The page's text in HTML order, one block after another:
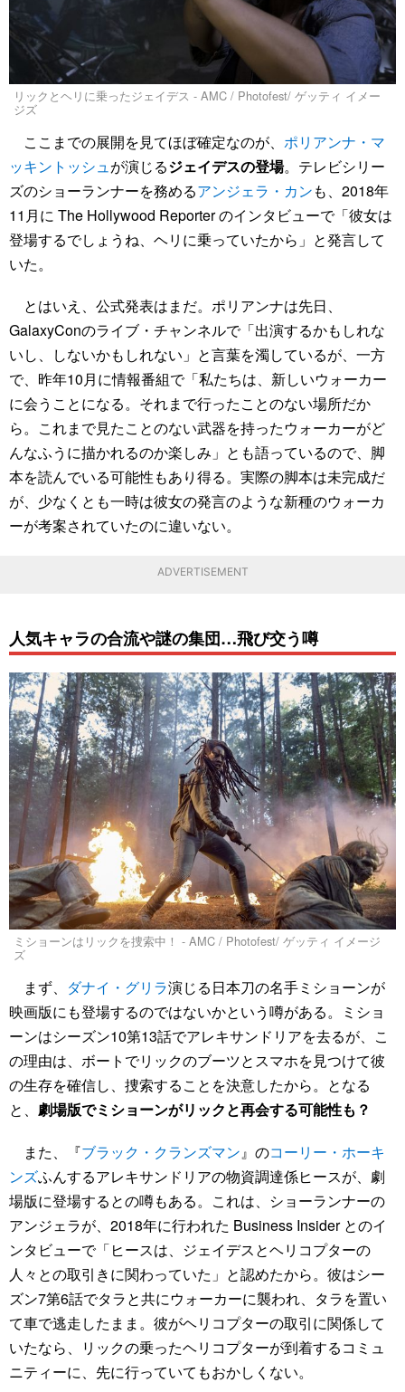
リックとヘリに乗ったジェイデス - AMC / Photofest/ ゲッティ イメー
ジズ
ここまでの展開を見てほぼ確定なのが、 ポリアンナ・マ
ッキントッシュが演じるジェイデスの登場。テレビシリー
ズのショーランナーを務めるアンジェラ・カンも、2018年
11月に The Hollywood Reporter のインタビューで「彼女は
登場するでしょうね、ヘリに乗っていたから」と発言して
いた。
とはいえ、公式発表はまだ。ポリアンナは先日、
GalaxyConのライブ・チャンネルで「出演するかもしれな
いし、しないかもしれない」と言葉を濁しているが、一方
で、昨年10月に情報番組で「私たちは、新しいウォーカー
に会うことになる。それまで行ったことのない場所だか
ら。これまで見たことのない武器を持ったウォーカーがど
んなふうに描かれるのか楽しみ」とも語っているので、脚
本を読んでいる可能性もあり得る。実際の脚本は未完成だ
が、少なくとも一時は彼女の発言のような新種のウォーカ
ーが考案されていたのに違いない。
ADVERTISEMENT
人気キャラの合流や謎の集団…飛び交う噂
ミショーンはリックを捜索中！ - AMC / Photofest/ ゲッティ イメージ
ズ
まず、 ダナイ・グリラ演じる日本刀の名手ミショーンが
映画版にも登場するのではないかという噂がある。ミショ
ーンはシーズン10第13話でアレキサンドリアを去るが、こ
の理由は、ボートでリックのブーツとスマホを見つけて彼
の生存を確信し、捜索することを決意したから。となる
と、 劇場版でミショーンがリックと再会する可能性も？
また、『ブラック・クランズマン 』のコーリー・ホーキ
ンズふんするアレキサンドリアの物資調達係ヒースが、劇
場版に登場するとの噂もある。これは、ショーランナーの
アンジェラが、2018年に行われた Business Insider とのイ
ンタビューで「ヒースは、ジェイデスとヘリコプターの
人々との取引きに関わっていた」と認めたから。彼はシー
ズン7第6話でタラと共にウォーカーに襲われ、タラを置い
て車で逃走したまま。彼がヘリコプターの取引に関係して
いたなら、リックの乗ったヘリコプターが到着するコミュ
ニティーに、先に行っていてもおかしくない。